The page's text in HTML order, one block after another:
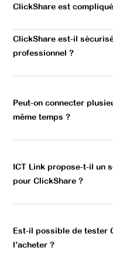
ClickShare est
ClickShare est-il
professionnel ?
Peut-on connecter
même temps ?
ICT Link propose-t-il un
pour ClickShare ?
Est-il possible de tester
l’acheter ?